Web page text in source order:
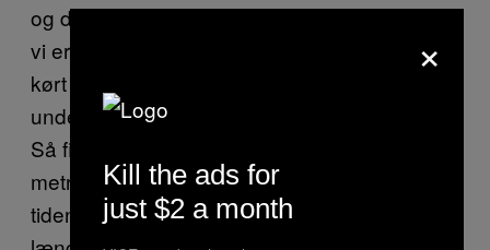
og det gør den, uanset hvor vi er, og hvornår
vi er der. Én gang tager vi metroen. Vi bliver
kørt hen til en station, vi tager
undergrundsbanen to stop, og vi står af igen.
Så fik vi også set Singapores fine
metrosystem. Vi er mandsopdækket hele
tiden – pånær et par timer om dagen, hvor det
×
Kill the ads for
just $2 a month